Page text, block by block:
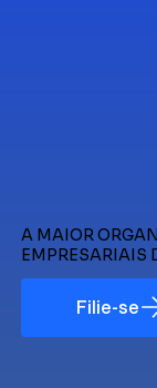
A MAIOR
EMPRESARIAIS
Filie-se